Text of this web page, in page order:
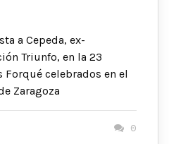
a Cepeda, ex-
Triunfo, en la 23
celebrados en el
Zaragoza
0